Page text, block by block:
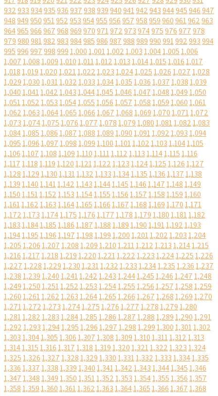
932933934935936937938939940941942943944945946947
948949950951952953954955956957958959960961962963
964965966967968969970971972973974975976977978
979980981982983984985986987988989990991992993994
9959969979989991,0001,0011,0021,0031,0041,0051,006
1,0071,0081,0091,0101,0111,0121,0131,0141,0151,0161,017
1,0181,0191,0201,0211,0221,0231,0241,0251,0261,0271,028
1,0291,0301,0311,0321,0331,0341,0351,0361,0371,0381,039
1,0401,0411,0421,0431,0441,0451,0461,0471,0481,0491,050
1,0511,0521,0531,0541,0551,0561,0571,0581,0591,0601,061
1,0621,0631,0641,0651,0661,0671,0681,0691,0701,0711,072
1,0731,0741,0751,0761,0771,0781,0791,0801,0811,0821,083
1,0841,0851,0861,0871,0881,0891,0901,0911,0921,0931,094
1,0951,0961,0971,0981,0991,1001,1011,1021,1031,1041,105
1,1061,1071,1081,1091,1101,1111,1121,1131,1141,1151,116
1,1171,1181,1191,1201,1211,1221,1231,1241,1251,1261,127
1,1281,1291,1301,1311,1321,1331,1341,1351,1361,1371,138
1,1391,1401,1411,1421,1431,1441,1451,1461,1471,1481,149
1,1501,1511,1521,1531,1541,1551,1561,1571,1581,1591,160
1,1611,1621,1631,1641,1651,1661,1671,1681,1691,1701,171
1,1721,1731,1741,1751,1761,1771,1781,1791,1801,1811,182
1,1831,1841,1851,1861,1871,1881,1891,1901,1911,1921,193
1,1941,1951,1961,1971,1981,1991,2001,2011,2021,2031,204
1,2051,2061,2071,2081,2091,2101,2111,2121,2131,2141,215
1,2161,2171,2181,2191,2201,2211,2221,2231,2241,2251,226
1,2271,2281,2291,2301,2311,2321,2331,2341,2351,2361,237
1,2381,2391,2401,2411,2421,2431,2441,2451,2461,2471,248
1,2491,2501,2511,2521,2531,2541,2551,2561,2571,2581,259
1,2601,2611,2621,2631,2641,2651,2661,2671,2681,2691,270
1,2711,2721,2731,2741,2751,2761,2771,2781,2791,280
1,2811,2821,2831,2841,2851,2861,2871,2881,2891,2901,291
1,2921,2931,2941,2951,2961,2971,2981,2991,3001,3011,302
1,3031,3041,3051,3061,3071,3081,3091,3101,3111,3121,313
1,3141,3151,3161,3171,3181,3191,3201,3211,3221,3231,324
1,3251,3261,3271,3281,3291,3301,3311,3321,3331,3341,335
1,3361,3371,3381,3391,3401,3411,3421,3431,3441,3451,346
1,3471,3481,3491,3501,3511,3521,3531,3541,3551,3561,357
1,3581,3591,3601,3611,3621,3631,3641,3651,3661,3671,368